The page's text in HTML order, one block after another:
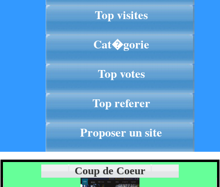
Top visites
Cat�gorie
Top votes
Top referer
Proposer un site
Coup de Coeur